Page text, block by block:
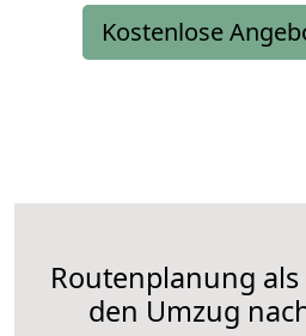
Kostenlose
Routenplanung
den Umzug